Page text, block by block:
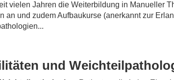
vielen Jahren die Weiterbildung in Manueller
an und zudem Aufbaukurse (anerkannt zur
und